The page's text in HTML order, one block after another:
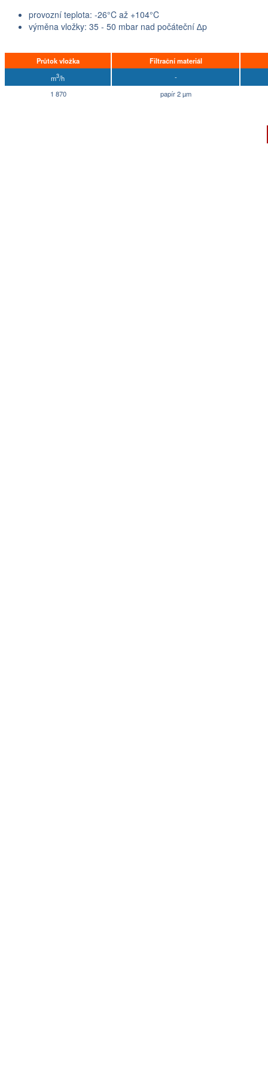
provozní teplota: -26°C až +104°C
výměna vložky: 35 - 50 mbar nad počáteční ∆p
Průtok vložka
Filtrační materiál
m3/h
-
1 870
papír 2 µm